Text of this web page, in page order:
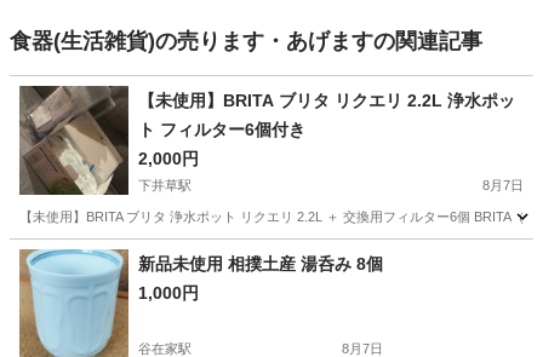
食器(生活雑貨)の売ります・あげますの関連記事
【未使用】BRITA ブリタ リクエリ 2.2L 浄水ポッ
ト フィルター6個付き
2,000円
下井草駅 8月7日
【未使用】BRITA ブリタ 浄水ポット リクエリ 2.2L ＋ 交換用フィルター6個 BRITA
東京 杉並区 下井草駅 家庭用品
新品未使用 相撲土産 湯呑み 8個
1,000円
谷在家駅 8月7日